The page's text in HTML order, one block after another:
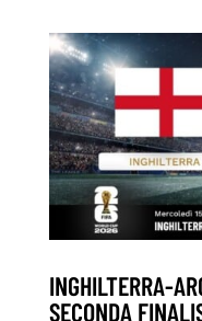
INGHILTERRA-
SECONDA